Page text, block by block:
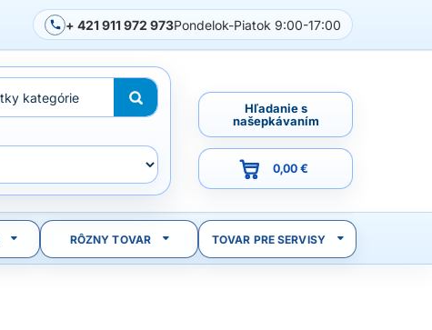
+ 421 911 972 973Pondelok-Piatok 9:00-17:00
Hľadanie s
našepkávaním
0,00 €
RÔZNY TOVAR TOVAR PRE SERVISY